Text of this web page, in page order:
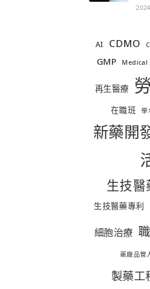
AI CDMO
GMP Medical
再生醫療
在職班 學
新藥開
生技
生技醫藥專利
細胞治療
藥廠品管
製藥工